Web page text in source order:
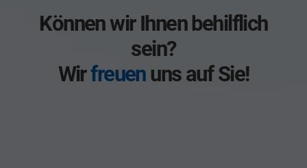
Können wir Ihnen behilflich
sein?
Wirfreuenuns auf Sie!